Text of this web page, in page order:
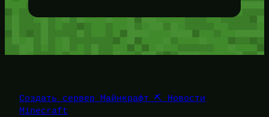
Создать сервер Майнкрафт ⛏️ Новости
Minecraft